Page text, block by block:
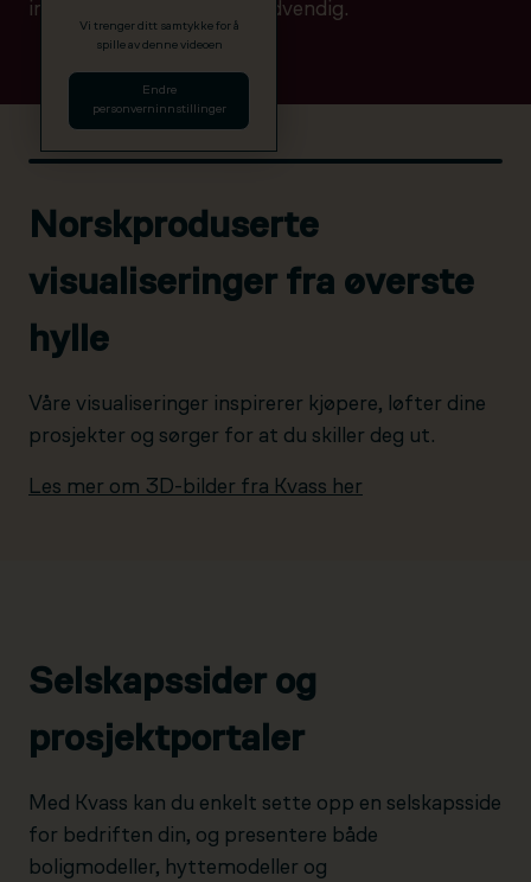
ingen betalingsdetaljer nødvendig.
Vi trenger ditt samtykke for å
spille av denne videoen
Endre
personverninnstillinger
Norskproduserte
visualiseringer fra øverste
hylle
Våre visualiseringer inspirerer kjøpere, løfter dine
prosjekter og sørger for at du skiller deg ut.
Les mer om 3D-bilder fra Kvass her
Selskapssider og
prosjektportaler
Med Kvass kan du enkelt sette opp en selskapsside
for bedriften din, og presentere både
boligmodeller, hyttemodeller og